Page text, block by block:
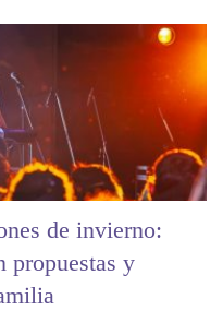
de invierno:
propuestas y